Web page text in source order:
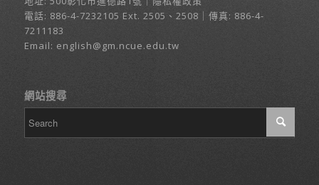
電話: 886-4-7232105 Ext. 2505、2508｜傳真: 886-4-
7211183
Email: english@gm.ncue.edu.tw
網站搜尋